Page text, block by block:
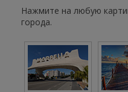
Нажмите на любую
города.